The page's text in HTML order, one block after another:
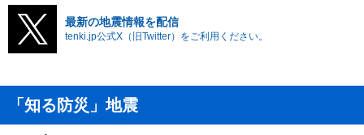
最新の地震情報を配信
tenki.jp公式X（旧Twitter）をご利用ください。
「知る防災」地震